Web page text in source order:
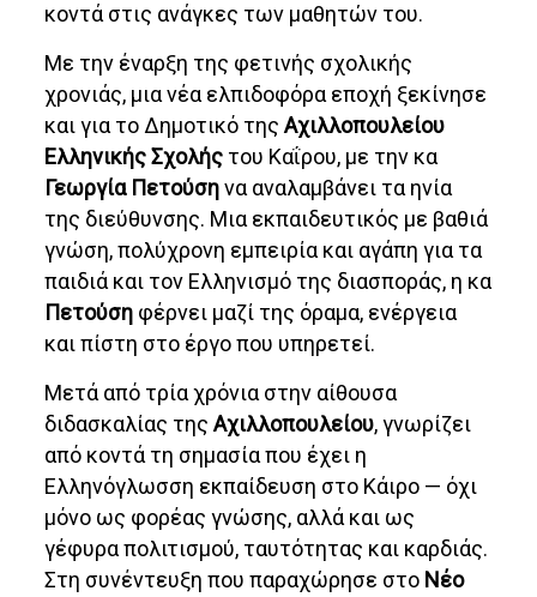
κοντά στις ανάγκες των μαθητών του.
Με την έναρξη της φετινής σχολικής
χρονιάς, μια νέα ελπιδοφόρα εποχή ξεκίνησε
και για το Δημοτικό τηςΑχιλλοπουλείου
Ελληνικής Σχολής του Καΐρου, με την κα
Γεωργία Πετούσηνα αναλαμβάνει τα ηνία
της διεύθυνσης. Μια εκπαιδευτικός με βαθιά
γνώση, πολύχρονη εμπειρία και αγάπη για τα
παιδιά και τον Ελληνισμό της διασποράς, η κα
Πετούση φέρνει μαζί της όραμα, ενέργεια
και πίστη στο έργο που υπηρετεί.
Μετά από τρία χρόνια στην αίθουσα
διδασκαλίας τηςΑχιλλοπουλείου, γνωρίζει
από κοντά τη σημασία που έχει η
Ελληνόγλωσση εκπαίδευση στο Κάιρο — όχι
μόνο ως φορέας γνώσης, αλλά και ως
γέφυρα πολιτισμού, ταυτότητας και καρδιάς.
Στη συνέντευξη που παραχώρησε στο Νέο